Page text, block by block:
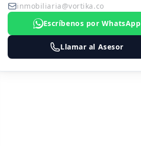
inmobiliaria@vortika.co
Escríbenos por WhatsApp
Llamar al Asesor